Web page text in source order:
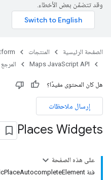
وقد تتضمّن بعض الأخطاء.
الصفحة الرئيسية المنتجات
Maps JavaScript API
المرجع
هل كان المحتوى مفيدًا؟
إرسال ملاحظات
Places Widgets
على هذه الصفحة
فئة BasicPlaceAutocompleteElement